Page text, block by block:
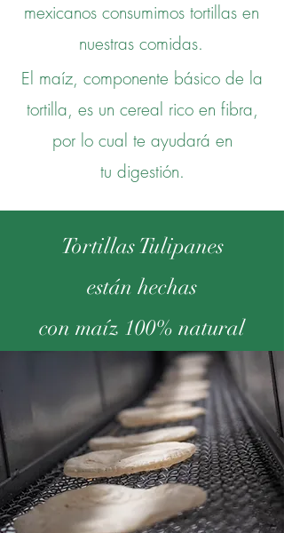
mexicanos consumimos tortillas en
nuestras comidas.
El maíz, componente básico de la
tortilla, es un cereal rico en fibra,
por lo cual te ayudará en
tu digestión.
Tortillas Tulipanes
están hechas
con maíz 100% natural